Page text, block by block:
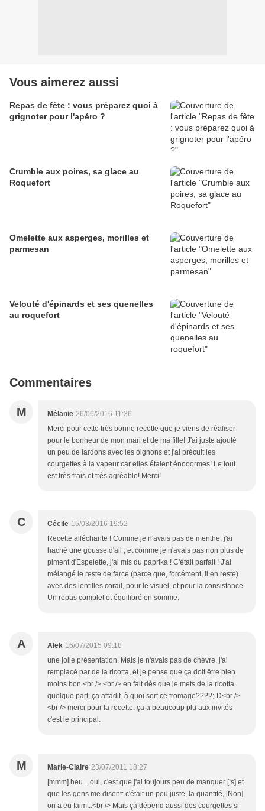
Vous aimerez aussi
Repas de fête : vous préparez quoi à
grignoter pour l'apéro ?
Crumble aux poires, sa glace au
Roquefort
Omelette aux asperges, morilles et
parmesan
Velouté d'épinards et ses quenelles
au roquefort
Commentaires
M Mélanie 26/06/2016 11:36
Merci pour cette très bonne recette que je viens de réaliser
pour le bonheur de mon mari et de ma fille! J'ai juste ajouté
un peu de lardons avec les oignons et j'ai précuit les
courgettes à la vapeur car elles étaient énooormes! Le tout
est très frais et très agréable! Merci!
C Cécile 15/03/2016 19:52
Recette alléchante ! Comme je n'avais pas de menthe, j'ai
haché une gousse d'ail ; et comme je n'avais pas non plus de
piment d'Espelette, j'ai mis du paprika ! C'était parfait ! J'ai
mélangé le reste de farce (parce que, forcément, il en reste)
avec des lentilles corail, pour le visuel, et pour la consistance.
Un repas complet et équilibré en somme.
A Alek 16/07/2015 09:18
une jolie présentation. Mais je n'avais pas de chèvre, j'ai
remplacé par de la ricotta, et je pense que ça doit être bien
moins bon.<br /> <br /> en fait dès que je mets de la ricotta
quelque part, ça affadit. à quoi sert ce fromage????;-D<br />
<br /> merci pour la recette. ça a beaucoup plu aux invités
c'est le principal.
M Marie-Claire 23/07/2011 18:27
[mmm] heu... oui, c'est que j'ai toujours peu de manquer [:s] et
que les gens me disent: c'était un peu juste, la quantité, [Non]
on a eu faim...<br /> Mais ça dépend aussi des courgettes si